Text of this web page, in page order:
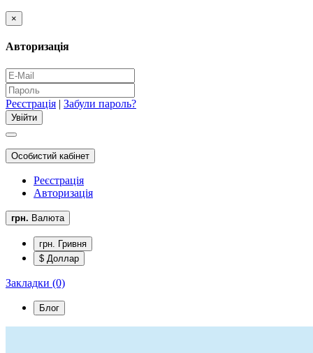
×
Авторизація
Реєстрація | Забули пароль?
Особистий кабінет
Реєстрація
Авторизація
грн. Валюта
грн. Гривня
$ Доллар
Закладки (0)
Блог